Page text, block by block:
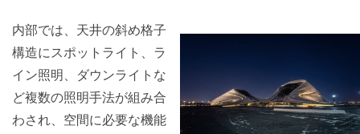
内部では、天井の斜め格子
構造にスポットライト、ラ
イン照明、ダウンライトな
ど複数の照明手法が組み合
わされ、空間に必要な機能